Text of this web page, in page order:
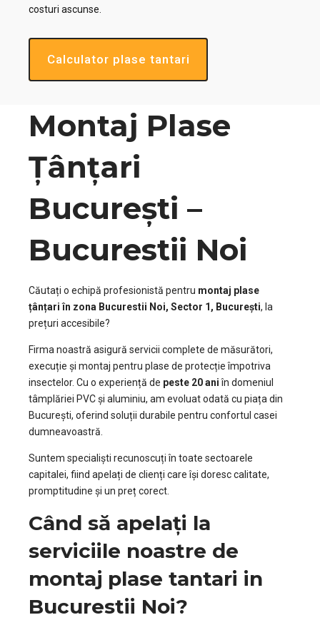
costuri ascunse.
Calculator plase tantari
Montaj Plase
Țânțari
București –
Bucurestii Noi
Căutați o echipă profesionistă pentru montaj plase
țânțari în zona Bucurestii Noi, Sector 1, București, la
prețuri accesibile?
Firma noastră asigură servicii complete de măsurători,
execuție și montaj pentru plase de protecție împotriva
insectelor. Cu o experiență de peste 20 aniîn domeniul
tâmplăriei PVC și aluminiu, am evoluat odată cu piața din
București, oferind soluții durabile pentru confortul casei
dumneavoastră.
Suntem specialiști recunoscuți în toate sectoarele
capitalei, fiind apelați de clienți care își doresc calitate,
promptitudine și un preț corect.
Când să apelați la
serviciile noastre de
montaj plase tantari in
Bucurestii Noi?